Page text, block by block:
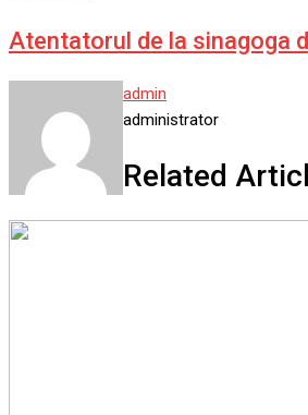
Atentatorul de la sinagoga
admin
administrator
Related